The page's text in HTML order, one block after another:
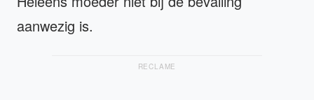
aanwezig is.
RECLAME